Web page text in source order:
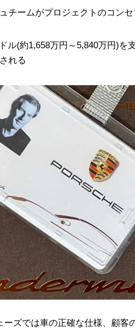
チームがプロジェクトのコン
ル(約1,658万円～5,840万円)を
れる
ーズでは車の正確な仕様、顧客